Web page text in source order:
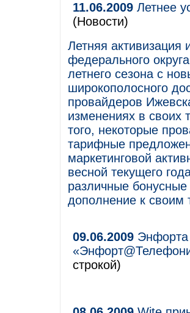
11.06.2009 Летнее
(Новости)
Летняя активизация
федерального
летнего сезона с
широкополосного
провайдеров
изменениях в
того, некоторые
тарифные
маркетинговой
весной текущего
различные
дополнение к
09.06.2009 Энфорта
строкой)